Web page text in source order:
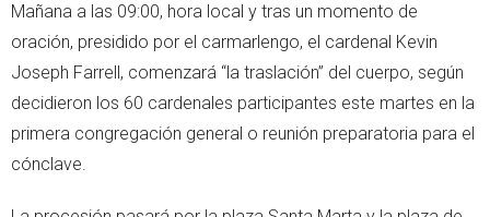
Mañana a las 09:00, hora local y tras un momento de
oración, presidido por el carmarlengo, el cardenal Kevin
Joseph Farrell, comenzará “la traslación” del cuerpo, según
decidieron los 60 cardenales participantes este martes en la
primera congregación general o reunión preparatoria para el
cónclave.